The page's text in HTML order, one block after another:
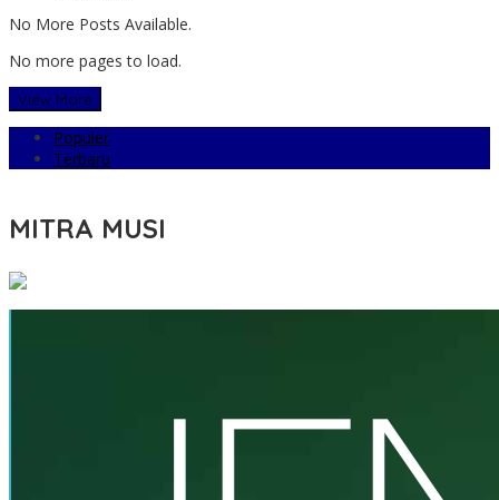
No More Posts Available.
No more pages to load.
View More
Populer
Terbaru
MITRA MUSI